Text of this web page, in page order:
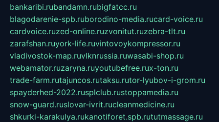
bankaribi.rubandamn.rubigfatcc.ru
blagodarenie-spb.ruborodino-media.rucard-voice.ru
cardvoice.ruzed-online.ruzvonitut.ruzebra-tlt.ru
zarafshan.ruyork-life.ruvintovoykompressor.ru
vladivostok-map.ruvlknrussia.ruwasabi-shop.ru
webamator.ruzaryna.ruyoutubefree.rux-ton.ru
trade-farm.rutajuncos.rutaksu.rutor-lyubov-i-grom.ru
spayderhed-2022.rusplclub.rustoppamedia.ru
snow-guard.ruslovar-ivrit.rucleanmedicine.ru
shkurki-karakulya.rukanotiforet.spb.rututmassage.ru